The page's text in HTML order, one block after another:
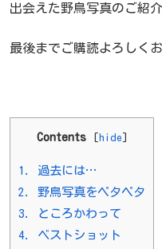
出会えた野鳥写真のご紹
最後までご購読よろしく
Contents [ hide ]
1.
過去には…
2.
野鳥写真をペタペタ
3.
ところかわって
4.
ベストショット